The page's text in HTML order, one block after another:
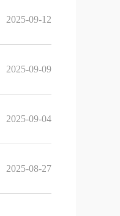
2025-09-12
2025-09-09
2025-09-04
2025-08-27